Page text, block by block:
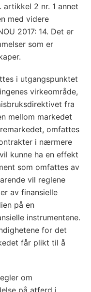
2 nr. 1 annet
med videre
2017: 14. Det er
som er
i utgangspunktet
virkeområde,
fra
mellom markedet
omfattes
i nærmere
kunne ha en effekt
som omfattes av
vil reglene
av finansielle
på en
instrumentene.
for det
får plikt til å
om